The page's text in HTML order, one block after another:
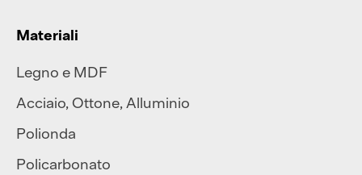
Materiali
Legno e MDF
Acciaio, Ottone, Alluminio
Polionda
Policarbonato